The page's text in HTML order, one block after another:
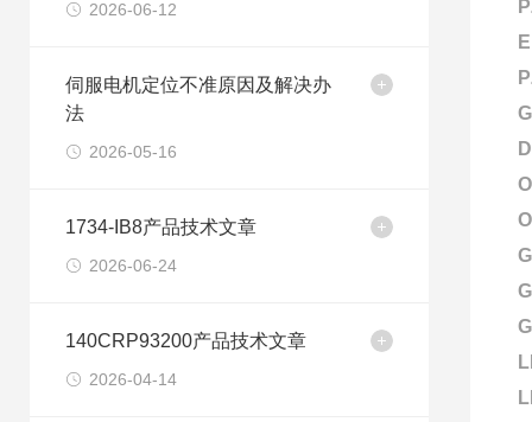
2026-06-12
伺服电机定位不准原因及解决办
法
2026-05-16
1734-IB8产品技术文章
2026-06-24
140CRP93200产品技术文章
2026-04-14